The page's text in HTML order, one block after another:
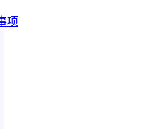
项